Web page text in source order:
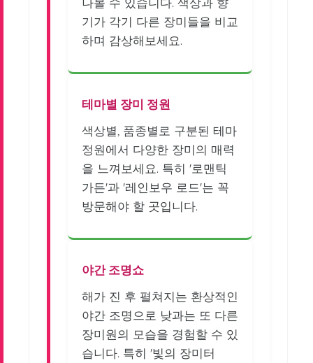
기가 각기 다른 장미들을 비교
하며 감상해보세요.
테마별 장미 정원
색상별, 품종별로 구분된 테마
정원에서 다양한 장미의 매력
을 느껴보세요. 특히 '로맨틱
가든'과 '레인보우 로드'는 꼭
방문해야 할 곳입니다.
야간 조명쇼
해가 진 후 펼쳐지는 환상적인
야간 조명으로 낮과는 또 다른
장미원의 모습을 경험할 수 있
습니다. 특히 '빛의 장미터